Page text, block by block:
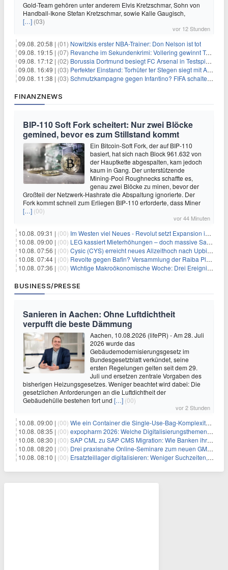
Gold-Team gehören unter anderem Elvis Kretzschmar, Sohn von
Handball-Ikone Stefan Kretzschmar, sowie Kalle Gaugisch,
[…] (03)
vor 12 Stunden
09.08. 20:58 | (01) Nowitzkis erster NBA-Trainer: Don Nelson ist tot
09.08. 19:15 | (07) Revanche im Sekundenkrimi: Vollering gewinnt Tour
09.08. 17:12 | (02) Borussia Dortmund besiegt FC Arsenal in Testspiel mit 3:2
09.08. 16:49 | (03) Perfekter Einstand: Torhüter ter Stegen siegt mit Ajax
09.08. 11:38 | (03) Schmutzkampagne gegen Infantino? FIFA schaltet auf Angriff
FINANZNEWS
BIP-110 Soft Fork scheitert: Nur zwei Blöcke
gemined, bevor es zum Stillstand kommt
Ein Bitcoin-Soft Fork, der auf BIP-110
basiert, hat sich nach Block 961.632 von
der Hauptkette abgespalten, kam jedoch
kaum in Gang. Der unterstützende
Mining-Pool Roughnecks schaffte es,
genau zwei Blöcke zu minen, bevor der
Großteil der Netzwerk-Hashrate die Abspaltung ignorierte. Der
Fork kommt schnell zum Erliegen BIP-110 erforderte, dass Miner
[…] (00)
vor 44 Minuten
10.08. 09:31 | (00) Im Westen viel Neues - Revolut setzt Expansion in Europa fort
10.08. 09:00 | (00) LEG kassiert Mieterhöhungen – doch massive Sanierungskosten fressen Gewinne auf
10.08. 07:56 | (00) Cysic (CYS) erreicht neues Allzeithoch nach Upbit-Listing
10.08. 07:44 | (00) Revolte gegen Bafin? Versammlung der Raiba Plankstetten mit brisanter Agenda
10.08. 07:36 | (00) Wichtige Makroökonomische Woche: Drei Ereignisse, die Bitcoin beeinflussen könnten
BUSINESS/PRESSE
Sanieren in Aachen: Ohne Luftdichtheit
verpufft die beste Dämmung
Aachen, 10.08.2026 (lifePR) - Am 28. Juli
2026 wurde das
Gebäudemodernisierungsgesetz im
Bundesgesetzblatt verkündet, seine
ersten Regelungen gelten seit dem 29.
Juli und ersetzen zentrale Vorgaben des
bisherigen Heizungsgesetzes. Weniger beachtet wird dabei: Die
gesetzlichen Anforderungen an die Luftdichtheit der
Gebäudehülle bestehen fort und […] (00)
vor 2 Stunden
10.08. 09:00 | (00) Wie ein Container die Single-Use-Bag-Komplexität reduziert
10.08. 08:35 | (00) expopharm 2026: Welche Digitalisierungsthemen Apotheken betreffen
10.08. 08:30 | (00) SAP CML zu SAP CMS Migration: Wie Banken ihr Sicherheitenmanagement für SAP S/4HANA modernisieren und regulatorische Anforderungen erfüllen
10.08. 08:20 | (00) Drei praxisnahe Online-Seminare zum neuen GModG Ende August und Anfang September 2026
10.08. 08:10 | (00) Ersatzteillager digitalisieren: Weniger Suchzeiten, mehr Produktivität